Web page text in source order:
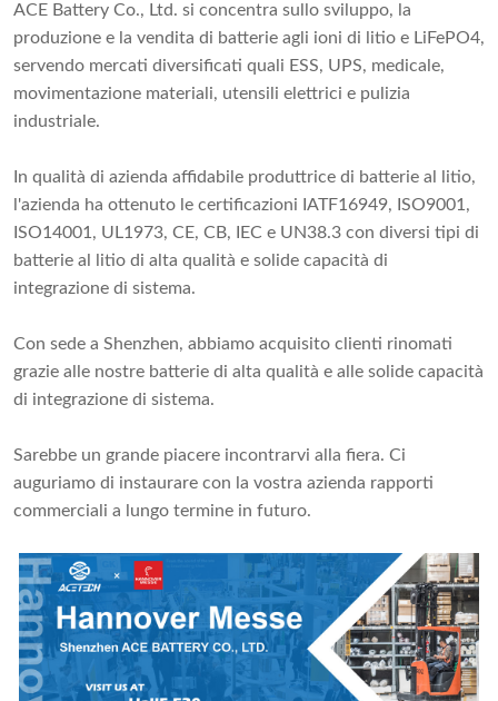
ACE Battery Co., Ltd. si concentra sullo sviluppo, la
produzione e la vendita di batterie agli ioni di litio e LiFePO4,
servendo mercati diversificati quali ESS, UPS, medicale,
movimentazione materiali, utensili elettrici e pulizia
industriale.
In qualità di azienda affidabile produttrice di batterie al litio,
l'azienda ha ottenuto le certificazioni IATF16949, ISO9001,
ISO14001, UL1973, CE, CB, IEC e UN38.3 con diversi tipi di
batterie al litio di alta qualità e solide capacità di
integrazione di sistema.
Con sede a Shenzhen, abbiamo acquisito clienti rinomati
grazie alle nostre batterie di alta qualità e alle solide capacità
di integrazione di sistema.
Sarebbe un grande piacere incontrarvi alla fiera. Ci
auguriamo di instaurare con la vostra azienda rapporti
commerciali a lungo termine in futuro.